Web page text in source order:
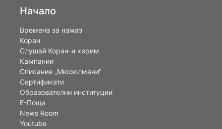
Начало
Времена за намаз
Коран
Слушай Коран-и керим
Кампании
Списание „Мюсюлмани“
Сертификати
Образователни институции
Е-Поща
News Room
Youtube